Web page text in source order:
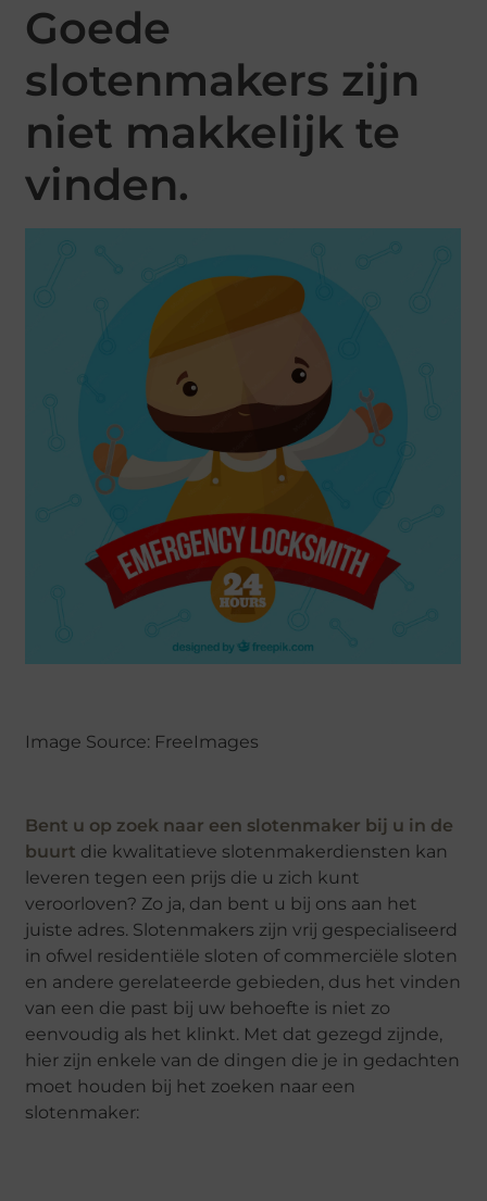
Goede
slotenmakers zijn
niet makkelijk te
vinden.
Image Source: FreeImages
Bent u op zoek naar een slotenmaker bij u in de
buurt die kwalitatieve slotenmakerdiensten kan
leveren tegen een prijs die u zich kunt
veroorloven? Zo ja, dan bent u bij ons aan het
juiste adres. Slotenmakers zijn vrij gespecialiseerd
in ofwel residentiële sloten of commerciële sloten
en andere gerelateerde gebieden, dus het vinden
van een die past bij uw behoefte is niet zo
eenvoudig als het klinkt. Met dat gezegd zijnde,
hier zijn enkele van de dingen die je in gedachten
moet houden bij het zoeken naar een
slotenmaker: